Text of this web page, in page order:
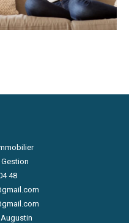
Gestion
48
CRITÈRES